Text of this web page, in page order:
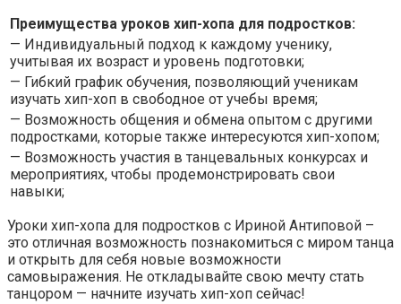
Преимущества уроков хип-хопа для подростков:
— Индивидуальный подход к каждому ученику,
учитывая их возраст и уровень подготовки;
— Гибкий график обучения, позволяющий ученикам
изучать хип-хоп в свободное от учебы время;
— Возможность общения и обмена опытом с другими
подростками, которые также интересуются хип-хопом;
— Возможность участия в танцевальных конкурсах и
мероприятиях, чтобы продемонстрировать свои
навыки;
Уроки хип-хопа для подростков с Ириной Антиповой –
это отличная возможность познакомиться с миром танца
и открыть для себя новые возможности
самовыражения. Не откладывайте свою мечту стать
танцором — начните изучать хип-хоп сейчас!